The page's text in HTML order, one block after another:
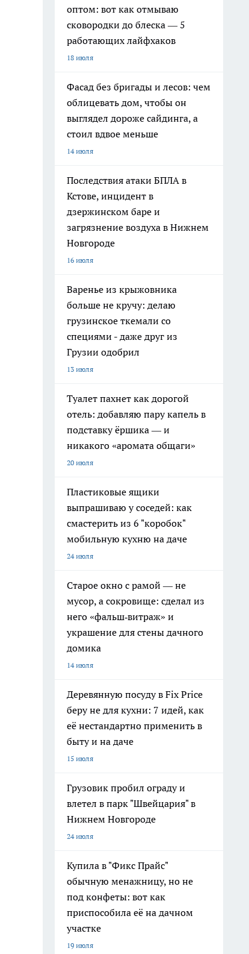
оптом: вот как отмываю
сковородки до блеска — 5
работающих лайфхаков
18 июля
Фасад без бригады и лесов: чем
облицевать дом, чтобы он
выглядел дороже сайдинга, а
стоил вдвое меньше
14 июля
Последствия атаки БПЛА в
Кстове, инцидент в
дзержинском баре и
загрязнение воздуха в Нижнем
Новгороде
16 июля
Варенье из крыжовника
больше не кручу: делаю
грузинское ткемали со
специями - даже друг из
Грузии одобрил
13 июля
Туалет пахнет как дорогой
отель: добавляю пару капель в
подставку ёршика — и
никакого «аромата общаги»
20 июля
Пластиковые ящики
выпрашиваю у соседей: как
смастерить из 6 "коробок"
мобильную кухню на даче
24 июля
Старое окно с рамой — не
мусор, а сокровище: сделал из
него «фальш‑витраж» и
украшение для стены дачного
домика
14 июля
Деревянную посуду в Fix Price
беру не для кухни: 7 идей, как
её нестандартно применить в
быту и на даче
15 июля
Грузовик пробил ограду и
влетел в парк "Швейцария" в
Нижнем Новгороде
24 июля
Купила в "Фикс Прайс"
обычную менажницу, но не
под конфеты: вот как
приспособила её на дачном
участке
19 июля